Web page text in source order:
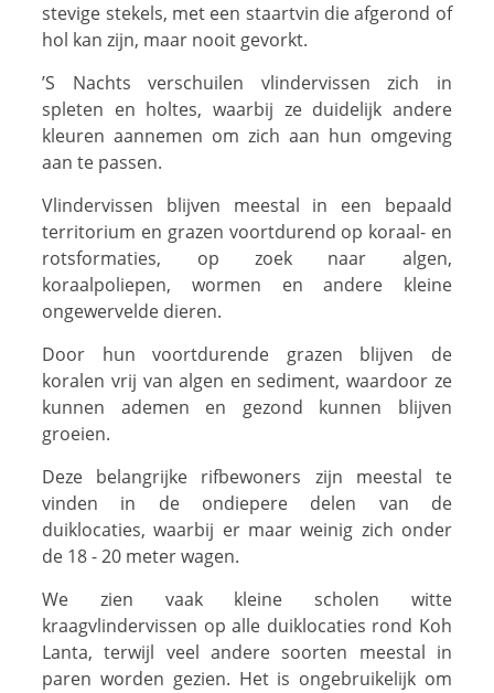
stevige stekels, met een staartvin die afgerond of
hol kan zijn, maar nooit gevorkt.
’s Nachts verschuilen vlindervissen zich in
spleten en holtes, waarbij ze duidelijk andere
kleuren aannemen om zich aan hun omgeving
aan te passen.
Vlindervissen blijven meestal in een bepaald
territorium en grazen voortdurend op koraal- en
rotsformaties, op zoek naar algen,
koraalpoliepen, wormen en andere kleine
ongewervelde dieren.
Door hun voortdurende grazen blijven de
koralen vrij van algen en sediment, waardoor ze
kunnen ademen en gezond kunnen blijven
groeien.
Deze belangrijke rifbewoners zijn meestal te
vinden in de ondiepere delen van de
duiklocaties, waarbij er maar weinig zich onder
de 18 - 20 meter wagen.
We zien vaak kleine scholen witte
kraagvlindervissen op alle duiklocaties rond Koh
Lanta, terwijl veel andere soorten meestal in
paren worden gezien. Het is ongebruikelijk om